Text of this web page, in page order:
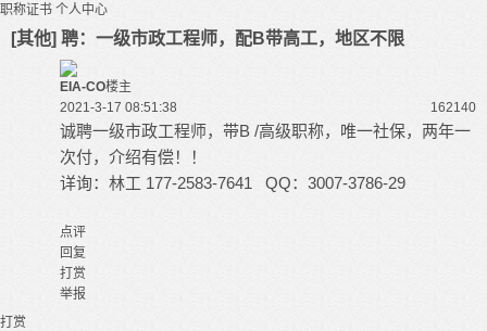
职称证书 个人中心
[其他] 聘：一级市政工程师，配B带高工，地区不限
EIA-CO楼主
2021-3-17 08:51:38
162140
诚聘一级市政工程师，带B /高级职称，唯一社保，两年一
次付，介绍有偿！！
详询：林工 177-2583-7641 QQ：3007-3786-29
点评
回复
打赏
举报
打赏